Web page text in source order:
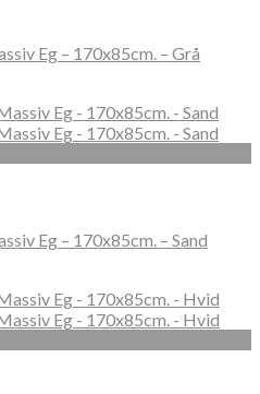
Eg – 170x85cm. – Grå
Eg – 170x85cm. – Sand